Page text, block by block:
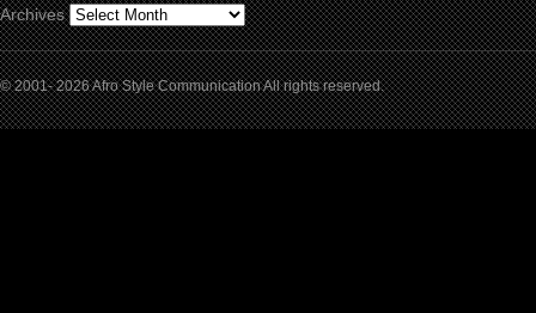
Archives
© 2001- 2026 Afro Style Communication All rights reserved.